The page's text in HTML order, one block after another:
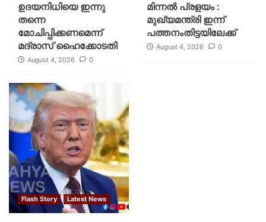
ഉദയനിധിയെ ഇന്നു
തന്നെ
മോചിപ്പിക്കണമെന്ന്
മദ്രാസ് ഹൈക്കോടതി
August 4, 2026 0
മിന്നല്‍ പ്രളയം :
മുഖ്യമന്ത്രി ഇന്ന്
പത്തനംതിട്ടയിലേക്ക്
August 4, 2026 0
Flash Story Latest News